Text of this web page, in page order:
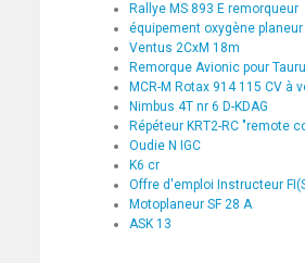
Rallye MS 893 E remorqueur
équipement oxygène planeur
Ventus 2CxM 18m
Remorque Avionic pour
MCR-M Rotax 914 115 CV à
Nimbus 4T nr 6 D-KDAG
Répéteur KRT2-RC "remote
Oudie N IGC
K6 cr
Offre d'emploi Instructeur
Motoplaneur SF 28 A
ASK 13